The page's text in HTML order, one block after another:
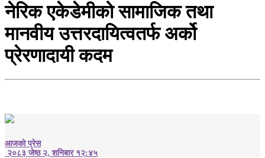
नेरिक एकेडेमीको सामाजिक तथा
मानवीय उत्तरदायित्वतर्फ अर्को
प्रेरणादायी कदम
आजको प्रेस
२०८३ जेष्ठ २, शनिबार १२:४५